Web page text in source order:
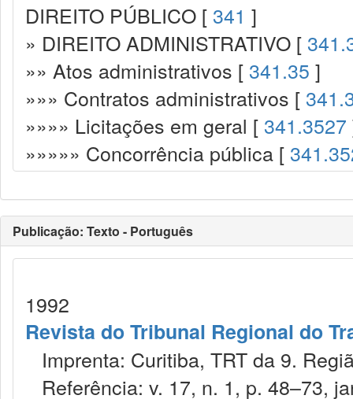
DIREITO PÚBLICO [ 341 ]
» DIREITO ADMINISTRATIVO [
»» Atos administrativos [ 341.35 ]
»»» Contratos administrativos [
»»»» Licitações em geral [ 341.3527
»»»»» Concorrência pública [
Publicação: Texto - Português
1992
Revista do Tribunal Regional do
Imprenta: Curitiba, TRT da 9.
Referência: v. 17, n. 1, p. 48–73,